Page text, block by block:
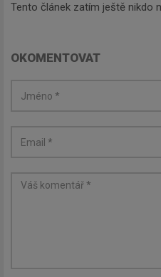
Tento článek zatím ještě nikdo
OKOMENTOVAT